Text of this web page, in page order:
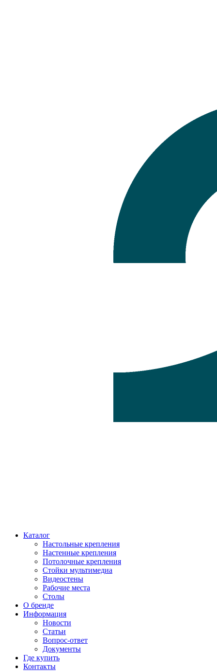
Каталог
Настольные крепления
Настенные крепления
Потолочные крепления
Стойки мультимедиа
Видеостены
Рабочие места
Столы
О бренде
Информация
Новости
Статьи
Вопрос-ответ
Документы
Где купить
Контакты